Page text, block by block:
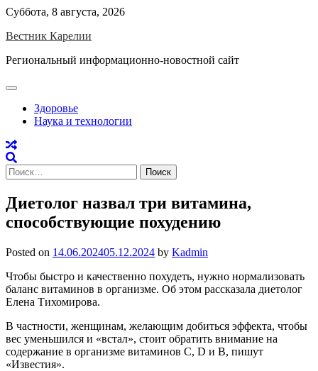
Skip
content
Суббота, 8 августа, 2026
Вестник Карелии
Региональный информационно-новостной сайт
Здоровье
Наука и технологии
Найти:
Диетолог назвал три витамина,
способствующие похудению
Posted on 14.06.202405.12.2024 by Kadmin
Чтобы быстро и качественно похудеть, нужно нормализовать
баланс витаминов в организме. Об этом рассказала диетолог
Елена Тихомирова.
В частности, женщинам, желающим добиться эффекта, чтобы
вес уменьшился и «встал», стоит обратить внимание на
содержание в организме витаминов С, D и В, пишут
«Известия».